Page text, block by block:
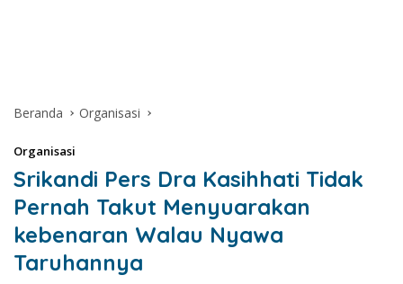
Beranda Organisasi
Organisasi
Srikandi Pers Dra Kasihhati Tidak
Pernah Takut Menyuarakan
kebenaran Walau Nyawa
Taruhannya